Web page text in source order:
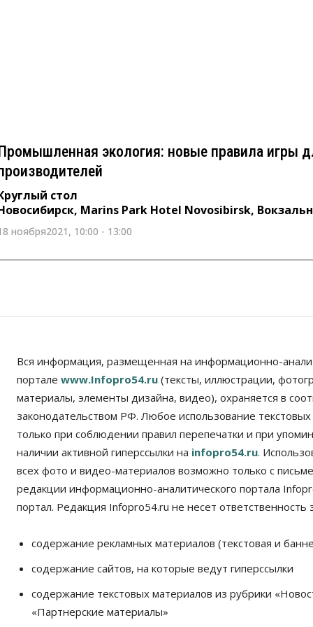
экология: новые правила игры
стол
Marins Park Hotel Novosibirsk,
ноября2021, 10:00 - 13:00
Вся информация, размещенная на информационно-
портале www.Infopro54.ru (тексты, иллюстрации,
материалы, элементы дизайна, видео), охраняется в
законодательством РФ. Любое использование текстовых
только при соблюдении правил перепечатки и при
наличии активной гиперссылки на infopro54.ru.
всех фото и видео-материалов возможно только с
редакции информационно-аналитического портала
портал. Редакция Infopro54.ru не несет ответственность
содержание рекламных материалов (текстовая и
содержание сайтов, на которые ведут гиперссылки
содержание текстовых материалов из рубрики
«Партнерские материалы»